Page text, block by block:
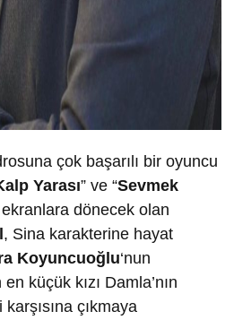
çok başarılı bir oyuncu
Yarası” ve “Sevmek
ekranlara dönecek olan
, Sina karakterine hayat
Koyuncuoğlu‘nun
küçük kızı Damla’nın
çıkmaya